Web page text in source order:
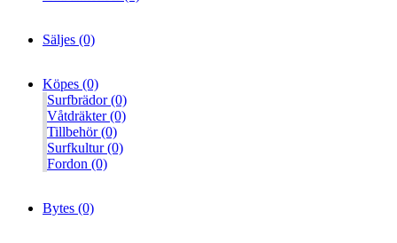
Säljes (0)
Köpes (0)
Surfbrädor (0)
Våtdräkter (0)
Tillbehör (0)
Surfkultur (0)
Fordon (0)
Bytes (0)